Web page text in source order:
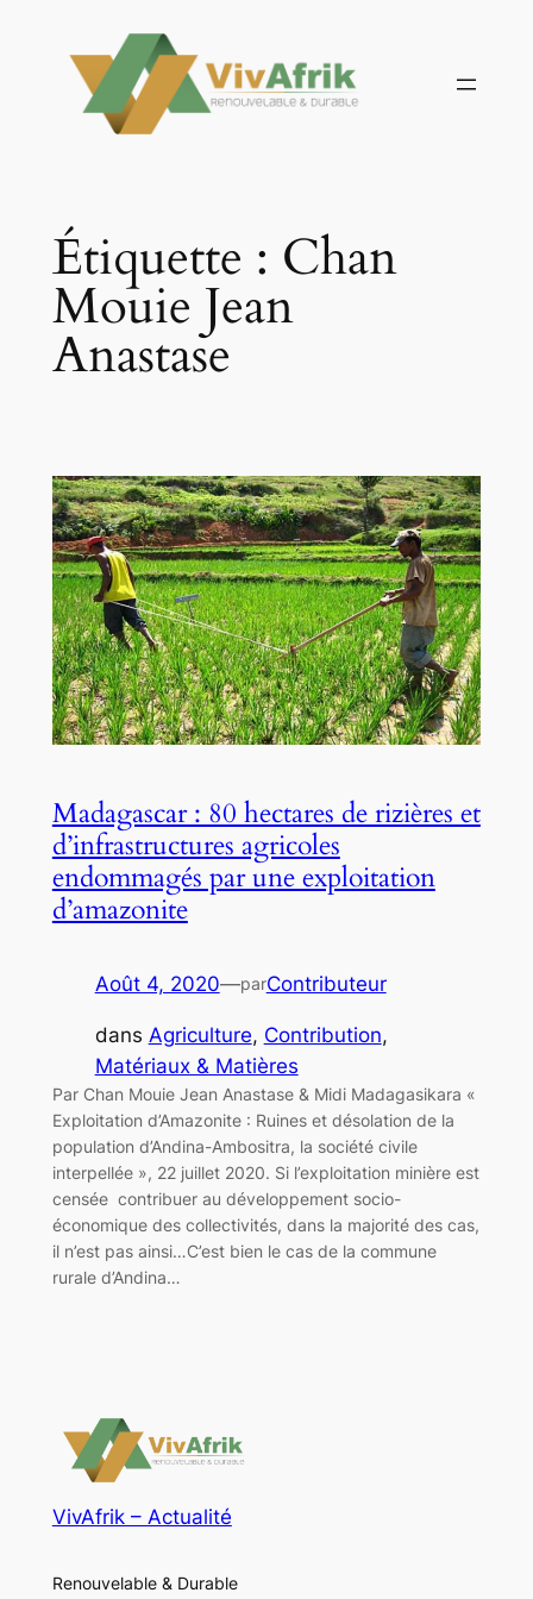
contenu
Étiquette : Chan
Mouie Jean
Anastase
Madagascar : 80 hectares de rizières et
d’infrastructures agricoles
endommagés par une exploitation
d’amazonite
Août 4, 2020—parContributeur
dans Agriculture, Contribution
Matériaux & Matières
Par Chan Mouie Jean Anastase & Midi Madagasikara «
Exploitation d’Amazonite : Ruines et désolation de la
population d’Andina-Ambositra, la société civile
interpellée », 22 juillet 2020. Si l’exploitation minière est
censée contribuer au développement socio-
économique des collectivités, dans la majorité des cas,
il n’est pas ainsi…C’est bien le cas de la commune
rurale d’Andina…
VivAfrik – Actualité
Renouvelable & Durable